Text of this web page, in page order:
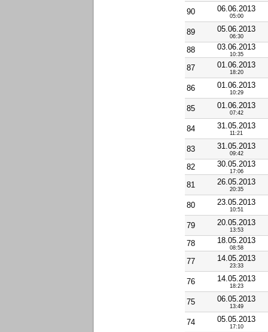
90 06.06.2013
05:00
89 05.06.2013
06:30
88 03.06.2013
10:35
87 01.06.2013
18:20
86 01.06.2013
10:29
85 01.06.2013
07:42
84 31.05.2013
11:21
83 31.05.2013
09:42
82 30.05.2013
17:06
81 26.05.2013
20:35
80 23.05.2013
10:51
79 20.05.2013
13:53
78 18.05.2013
08:58
77 14.05.2013
23:33
76 14.05.2013
18:23
75 06.05.2013
13:49
74 05.05.2013
17:10